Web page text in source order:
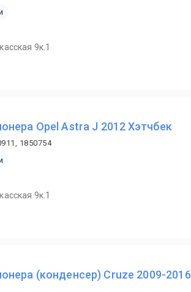
9к.1
Opel Astra J 2012 Хэтчбек
1850754
9к.1
(конденсер) Cruze 2009-2016